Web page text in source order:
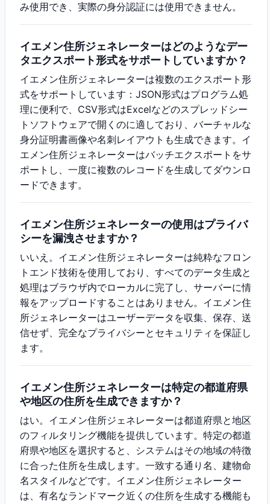
み使用でき、実際の身分認証には使用できません。
イエメン住所ジェネレーターはどのようなデー
タエクスポート形式をサポートしていますか？
イエメン住所ジェネレーターは複数のエクスポート形
式をサポートしています：JSON形式はプログラム処
理に便利で、CSV形式はExcelなどのスプレッドシー
トソフトウェアで開くのに適しており、バーチャルな
身分証明書画像や名刺レイアウトも生成できます。イ
エメン住所ジェネレーターはバッチエクスポートをサ
ポートし、一度に複数のレコードを生成してダウンロ
ードできます。
イエメン住所ジェネレーターの使用はプライバ
シーを漏洩させますか？
いいえ。イエメン住所ジェネレーターは純粋なフロン
トエンド技術を使用しており、すべてのデータ生成と
処理はブラウザ内でローカルに完了し、サーバーに情
報をアップロードすることはありません。イエメン住
所ジェネレーターはユーザーデータを収集、保存、送
信せず、完全なプライバシーとセキュリティを保証し
ます。
イエメン住所ジェネレーターは特定の都道府県
や地区の住所を生成できますか？
はい。イエメン住所ジェネレーターは都道府県と地区
のフィルタリング機能を提供しています。特定の都道
府県や地区を選択すると、システムはその地域の特徴
に合った住所を生成します。一致する通り名、建物命
名スタイルなどです。イエメン住所ジェネレーター
は、有名なランドマーク近くの住所を生成する機能も